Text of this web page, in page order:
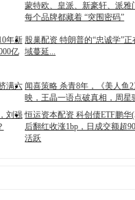
蒙特欧、皇派、新豪轩、派雅
每个品牌都藏着 “突围密码”
年新
亿
股巢配资 特朗普的“忠诚学”
域蔓延...
满六 闻喜策略 杀青8年，《美人鱼
映，王晶一语点破真相，周星
刘强 恒运资本配资 科创债ETF鹏华
后翻红收涨1bp，日成交额超
活跃